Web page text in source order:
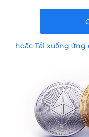
hoặc Tải xuống